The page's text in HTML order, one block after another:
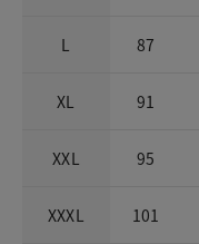
L 87
XL 91
XXL 95
XXXL 101